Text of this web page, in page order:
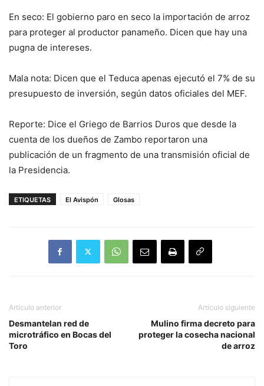
En seco: El gobierno paro en seco la importación de arroz
para proteger al productor panameño. Dicen que hay una
pugna de intereses.
Mala nota: Dicen que el Teduca apenas ejecutó el 7% de su
presupuesto de inversión, según datos oficiales del MEF.
Reporte: Dice el Griego de Barrios Duros que desde la
cuenta de los dueños de Zambo reportaron una
publicación de un fragmento de una transmisión oficial de
la Presidencia.
ETIQUETAS El Avispón Glosas
Artículo anterior
Desmantelan red de
microtráfico en Bocas del
Toro
Artículo siguiente
Mulino firma decreto para
proteger la cosecha nacional
de arroz